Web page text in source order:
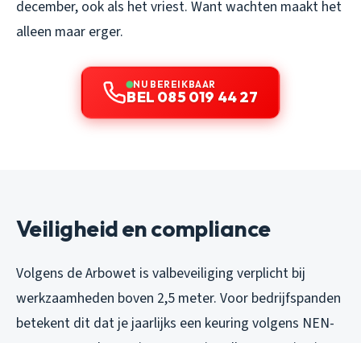
december, ook als het vriest. Want wachten maakt het
alleen maar erger.
NU BEREIKBAAR
BEL 085 019 44 27
Veiligheid en compliance
Volgens de Arbowet is valbeveiliging verplicht bij
werkzaamheden boven 2,5 meter. Voor bedrijfspanden
betekent dit dat je jaarlijks een keuring volgens NEN-